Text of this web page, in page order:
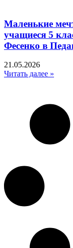
Маленькие
учащиеся 5
Фесенко в
21.05.2026
Читать далее »